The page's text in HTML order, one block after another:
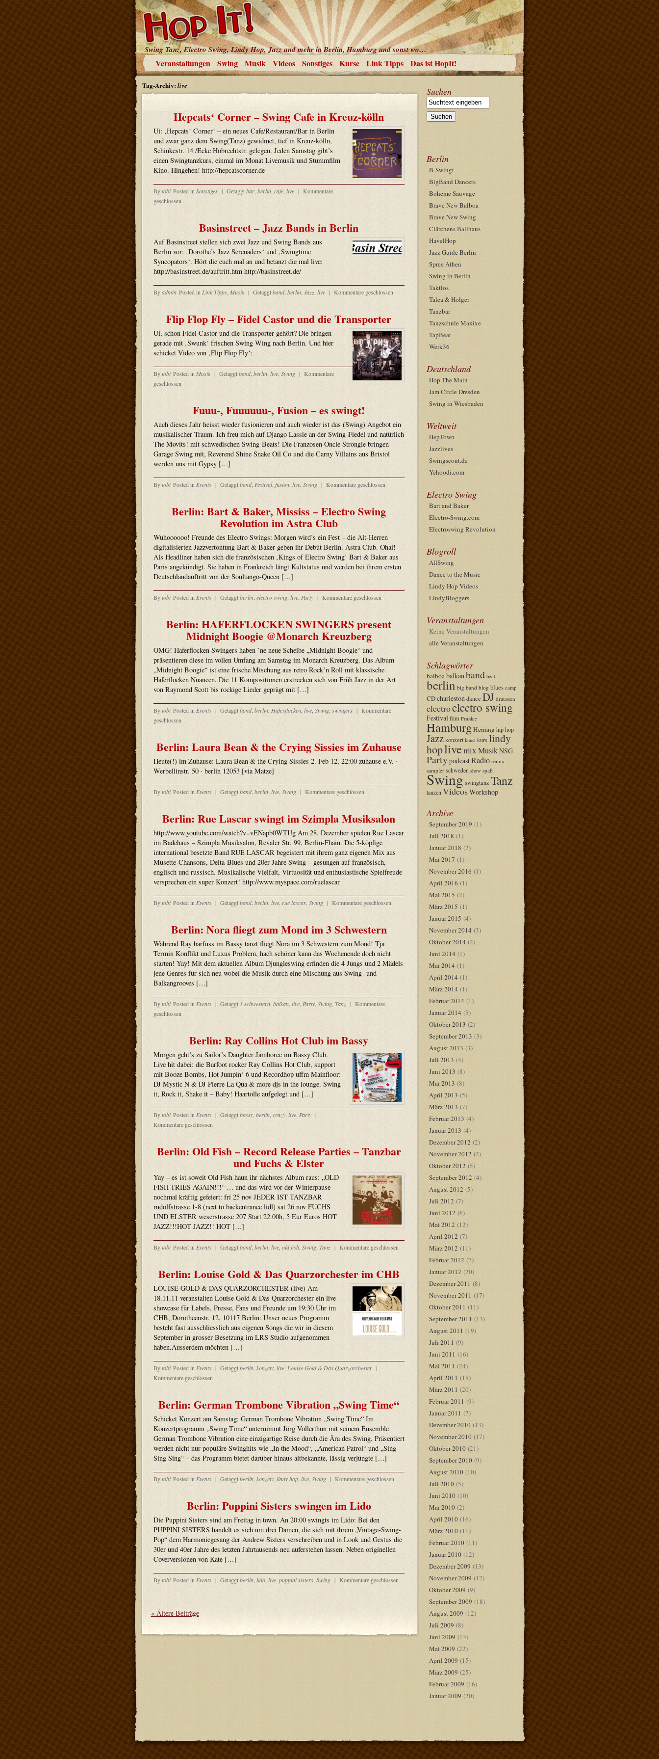
Swing Tanz, Electro Swing, Lindy Hop, Jazz und mehr in Berlin, Hamburg und sonst wo…
Veranstaltungen Swing Musik Videos Sonstiges Kurse Link Tipps Das ist HopIt!
Tag-Archiv:live
Hepcats‘ Corner – Swing Cafe in Kreuz-kölln
Ui: ‚Hepcats‘ Corner‘ – ein neues Cafe/Restaurant/Bar in Berlin
und zwar ganz dem Swing(Tanz) gewidmet, tief in Kreuz-kölln,
Schinkestr. 14 /Ecke Hobrechtstr. gelegen. Jeden Samstag gibt’s
einen Swingtanzkurs, einmal im Monat Livemusik und Stummfilm
Kino. Hingehen! http://hepcatscorner.de
Bytobi Posted in Sonstiges | Getaggtbar, berlin, cafe, live | Kommentare
geschlossen
Basinstreet – Jazz Bands in Berlin
Auf Basinstreet stellen sich zwei Jazz und Swing Bands aus
Berlin vor: ‚Dorothe’s Jazz Serenaders‘ und ‚Swingtime
Syncopators‘. Hört die euch mal an und betanzt die mal live:
http://basinstreet.de/auftritt.htm http://basinstreet.de/
Byadmin Posted in Link Tipps, Musik | Getaggtband, berlin, Jazz, live | Kommentare geschlossen
Flip Flop Fly – Fidel Castor und die Transporter
Ui, schon Fidel Castor und die Transporter gehört? Die bringen
gerade mit ‚Swunk‘ frischen Swing Wing nach Berlin. Und hier
schicket Video von ‚Flip Flop Fly‘:
Bytobi Posted in Musik | Getaggtband, berlin, live, Swing | Kommentare
geschlossen
Fuuu-, Fuuuuuu-, Fusion – es swingt!
Auch dieses Jahr heisst wieder fusionieren und auch wieder ist das (Swing) Angebot ein
musikalischer Traum. Ich freu mich auf Django Lassie an der Swing-Fiedel und natürlich
The Movits! mit schwedischen Swing-Beats! Die Franzosen Oncle Strongle bringen
Garage Swing mit, Reverend Shine Snake Oil Co und die Carny Villains aus Bristol
werden uns mit Gypsy […]
Bytobi Posted in Events | Getaggtband, Festival, fusion, live, Swing | Kommentare geschlossen
Berlin: Bart & Baker, Mississ – Electro Swing
Revolution im Astra Club
Wuhoooooo! Freunde des Electro Swings: Morgen wird’s ein Fest – die Alt-Herren
digitalisierten Jazzvertontung Bart & Baker geben ihr Debüt Berlin. Astra Club. Ohai!
Als Headliner haben sich die französischen ‚Kings of Electro Swing’ Bart & Baker aus
Paris angekündigt. Sie haben in Frankreich längt Kultstatus und werden bei ihrem ersten
Deutschlandauftritt von der Soultango-Queen […]
Bytobi Posted in Events | Getaggtberlin, electro swing, live, Party | Kommentare geschlossen
Berlin: HAFERFLOCKEN SWINGERS present
Midnight Boogie @Monarch Kreuzberg
OMG! Haferflocken Swingers haben ’ne neue Scheibe „Midnight Boogie“ und
präsentieren diese im vollen Umfang am Samstag im Monarch Kreuzberg. Das Album
„Midnight Boogie“ ist eine frische Mischung aus retro Rock’n Roll mit klassische
Haferflocken Nuancen. Die 11 Kompositionen erstrecken sich von Früh Jazz in der Art
von Raymond Scott bis rockige Lieder geprägt mit […]
Bytobi Posted in Events | Getaggtband, berlin, Haferflocken, live, Swing, swingers | Kommentare
geschlossen
Berlin: Laura Bean & the Crying Sissies im Zuhause
Heute(!) im Zuhause: Laura Bean & the Crying Sissies 2. Feb 12, 22:00 zuhause e.V. ·
Werbellinstr. 50 · berlin 12053 [via Matze]
Bytobi Posted in Events | Getaggtband, berlin, live, Swing | Kommentare geschlossen
Berlin: Rue Lascar swingt im Szimpla Musiksalon
http://www.youtube.com/watch?v=vENapb0WTUg Am 28. Dezember spielen Rue Lascar
im Badehaus – Szimpla Musiksalon, Revaler Str. 99, Berlin-Fhain. Die 5-köpfige
international besetzte Band RUE LASCAR begeistert mit ihrem ganz eigenen Mix aus
Musette-Chansons, Delta-Blues und 20er Jahre Swing – gesungen auf französisch,
englisch und russisch. Musikalische Vielfalt, Virtuosität und enthusiastische Spielfreude
versprechen ein super Konzert! http://www.myspace.com/ruelascar
Bytobi Posted in Events | Getaggtband, berlin, live, rue lascar, Swing | Kommentare geschlossen
Berlin: Nora fliegt zum Mond im 3 Schwestern
Während Ray barfuss im Bassy tanzt fliegt Nora im 3 Schwestern zum Mond! Tja
Termin Konflikt und Luxus Problem, hach schöner kann das Wochenende doch nicht
starten! Yay! Mit dem aktuellen Album Djungleswing erfinden die 4 Jungs und 2 Mädels
jene Genres für sich neu wobei die Musik durch eine Mischung aus Swing- und
Balkangrooves […]
Bytobi Posted in Events | Getaggt 3 schwestern,balkan, live, Party, Swing, Tanz | Kommentare
geschlossen
Berlin: Ray Collins Hot Club im Bassy
Morgen geht’s zu Sailor’s Daughter Jamboree im Bassy Club.
Live hit dabei: die Barfoot rocker Ray Collins Hot Club, support
mit Booze Bombs, Hot Jumpin‘ 6 und Recordhop uffm Mainfloor:
DJ Mystic N & DJ Pierre La Qua & more djs in the lounge. Swing
it, Rock it, Shake it – Baby! Haartolle aufgelegt und […]
Bytobi Posted in Events | Getaggtbassy, berlin,crazy, live, Party |
Kommentare geschlossen
Berlin: Old Fish – Record Release Parties – Tanzbar
und Fuchs & Elster
Yay – es ist soweit Old Fish haun ihr nächstes Album raus: „OLD
FISH TRIES AGAIN!!!“ … und das wird vor der Winterpause
nochmal kräftig gefeiert: fri 25 nov JEDER IST TANZBAR
rudolfstrasse 1-8 (next to backentrance lidl) sat 26 nov FUCHS
UND ELSTER weserstrasse 207 Start 22.00h, 5 Eur Euros HOT
JAZZ!!!HOT JAZZ!! HOT […]
Bytobi Posted in Events | Getaggtband, berlin, live, old fish, Swing, Tanz | Kommentare geschlossen
Berlin: Louise Gold & Das Quarzorchester im CHB
LOUISE GOLD & DAS QUARZORCHESTER (live) Am
18.11.11 veranstalten Louise Gold & Das Quarzorchester ein live
showcase für Labels, Presse, Fans und Freunde um 19:30 Uhr im
CHB, Dorotheenstr. 12, 10117 Berlin: Unser neues Programm
besteht fast ausschliesslich aus eigenen Songs die wir in diesem
September in grosser Besetzung im LRS Studio aufgenommen
haben.Ausserdem möchten […]
Bytobi Posted in Events | Getaggtberlin, konzert, live, Louise Gold & Das Quarzorchester |
Kommentare geschlossen
Berlin: German Trombone Vibration „Swing Time“
Schicket Konzert am Samstag: German Trombone Vibration „Swing Time“ Im
Konzertprogramm „Swing Time“ unternimmt Jörg Vollerthun mit seinem Ensemble
German Trombone Vibration eine einzigartige Reise durch die Ära des Swing. Präsentiert
werden nicht nur populäre Swinghits wie „In the Mood“, „American Patrol“ und „Sing
Sing Sing“ – das Programm bietet darüber hinaus altbekannte, lässig verjüngte […]
Bytobi Posted in Events | Getaggtberlin, konzert, lindy hop, live, Swing | Kommentare geschlossen
Berlin: Puppini Sisters swingen im Lido
Die Puppini Sisters sind am Freitag in town. An 20:00 swingts im Lido: Bei den
PUPPINI SISTERS handelt es sich um drei Damen, die sich mit ihrem „Vintage-Swing-
Pop“ dem Harmoniegesang der Andrew Sisters verschreiben und in Look und Gestus die
30er und 40er Jahre des letzten Jahrtausends neu auferstehen lassen. Neben originellen
Coverversionen von Kate […]
Bytobi Posted in Events | Getaggtberlin, lido, live, puppini sisters, Swing | Kommentare geschlossen
«Ältere Beiträge
Suchen
Berlin
B-Swingt
BigBand Dancers
Boheme Sauvage
Brave New Balboa
Brave New Swing
Clärchens Ballhaus
HavelHop
Jazz Guide Berlin
Spree Athen
Swing in Berlin
Taktlos
Talea & Holger
Tanzbar
Tanzschule Maxixe
TapBeat
Werk36
Deutschland
Hop The Main
Jam Circle Dresden
Swing in Wiesbaden
Weltweit
HepTown
Jazzlives
Swingscout.de
Yehoodi.com
Electro Swing
Bart and Baker
Electro-Swing.com
Electroswing Revolution
Blogroll
AllSwing
Dance to the Music
Lindy Hop Videos
LindyBloggers
Veranstaltungen
Keine Veranstaltungen
alle Veranstaltungen
Schlagwörter
balboabalkanband beat
berlin big band blog blues camp
CDcharleston dance DJ draussen
electroelectro swing
Festival film Frankie
HamburgHerräng hip hop
Jazz konzert kunst kurs lindy
hoplivemixMusikNSG
PartypodcastRadio remix
sampler schweden show spaß
Swing swingtanzTanz
tanzenVideosWorkshop
Archive
September 2019(1)
Juli 2018(1)
Januar 2018 (2)
Mai 2017 (1)
November 2016(1)
April 2016(1)
Mai 2015 (2)
März 2015 (1)
Januar 2015(4)
November 2014(3)
Oktober 2014(2)
Juni 2014(1)
Mai 2014(1)
April 2014(1)
März 2014(1)
Februar 2014 (1)
Januar 2014 (5)
Oktober 2013 (2)
September 2013 (3)
August 2013 (3)
Juli 2013 (4)
Juni 2013(8)
Mai 2013(8)
April 2013(5)
März 2013(7)
Februar 2013 (4)
Januar 2013 (4)
Dezember 2012(2)
November 2012 (2)
Oktober 2012 (5)
September 2012(4)
August 2012(5)
Juli 2012(7)
Juni 2012(6)
Mai 2012(12)
April 2012(7)
März 2012(11)
Februar 2012(7)
Januar 2012(20)
Dezember 2011(8)
November 2011(17)
Oktober 2011 (11)
September 2011(13)
August 2011 (19)
Juli 2011(9)
Juni 2011(16)
Mai 2011 (24)
April 2011 (15)
März 2011 (20)
Februar 2011 (9)
Januar 2011 (7)
Dezember 2010(13)
November 2010(17)
Oktober 2010(21)
September 2010(9)
August 2010(10)
Juli 2010(5)
Juni 2010(10)
Mai 2010(2)
April 2010(16)
März 2010(11)
Februar 2010(11)
Januar 2010(12)
Dezember 2009 (13)
November 2009(12)
Oktober 2009 (9)
September 2009(18)
August 2009(12)
Juli 2009(8)
Juni 2009(13)
Mai 2009(22)
April 2009 (15)
März 2009(25)
Februar 2009(16)
Januar 2009 (20)